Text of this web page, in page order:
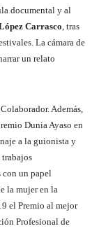
documental y al
Carrasco, tras
La cámara de
un relato
Además,
Dunia Ayaso en
a la guionista y
trabajos
con un papel
la mujer en la
el Premio al mejor
Profesional de